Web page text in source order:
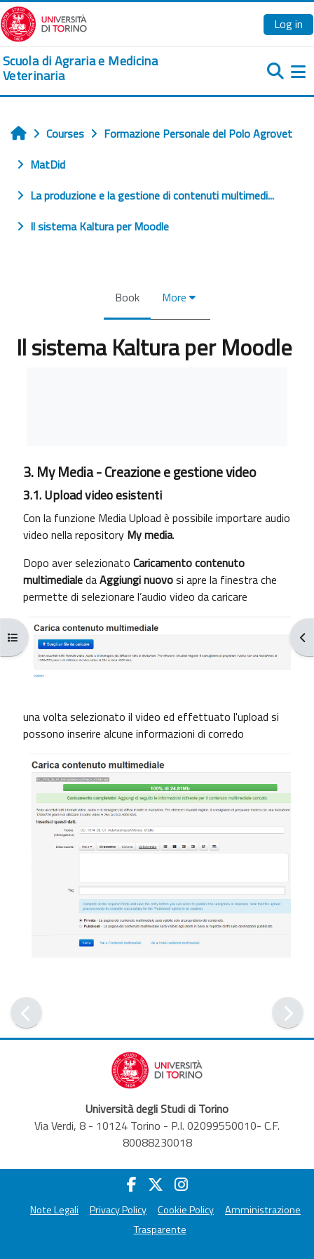
Skip to main content
Log in
Scuola di Agraria e Medicina
Veterinaria
Open course index
Home
Courses
Formazione Personale del Polo Agrovet
MatDid
La produzione e la gestione di contenuti multimedi...
Il sistema Kaltura per Moodle
Book More
Il sistema Kaltura per Moodle
3. My Media - Creazione e gestione video
3.1. Upload video esistenti
Con la funzione Media Upload è possibile importare audio
video nella repository My media.
Dopo aver selezionato Caricamento contenuto
multimedialedaAggiungi nuovosi apre la finestra che
permette di selezionare l’audio video da caricare
una volta selezionato il video ed effettuato l'upload si
possono inserire alcune informazioni di corredo
Università degli Studi di Torino
Via Verdi, 8 - 10124 Torino - P.I. 02099550010- C.F.
80088230018
Note Legali Privacy Policy Cookie Policy
Amministrazione
Trasparente